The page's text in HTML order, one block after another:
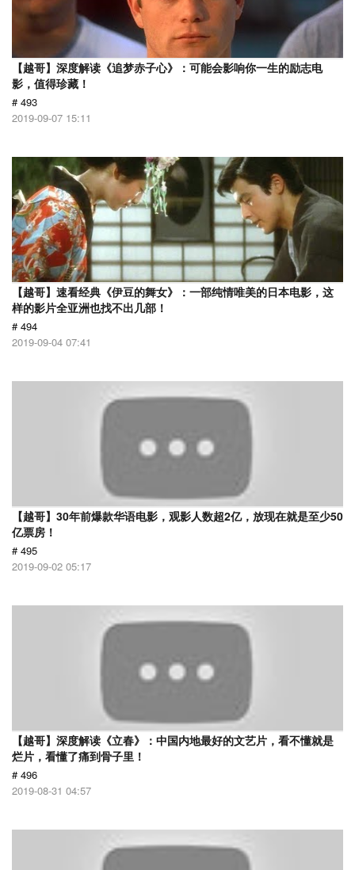
【越哥】深度解读《追梦赤子心》：可能会影响你一生的励志电
影，值得珍藏！
# 493
2019-09-07 15:11
【越哥】速看经典《伊豆的舞女》：一部纯情唯美的日本电影，这
样的影片全亚洲也找不出几部！
# 494
2019-09-04 07:41
【越哥】30年前爆款华语电影，观影人数超2亿，放现在就是至少50
亿票房！
# 495
2019-09-02 05:17
【越哥】深度解读《立春》：中国内地最好的文艺片，看不懂就是
烂片，看懂了痛到骨子里！
# 496
2019-08-31 04:57